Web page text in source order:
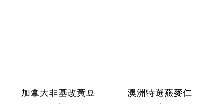
加拿大非基改黃豆 澳洲特選燕麥仁